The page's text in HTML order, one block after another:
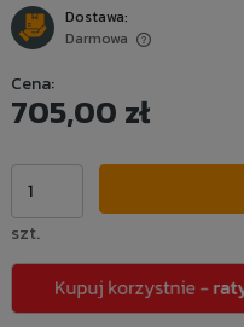
Dostawa:
Darmowa
Cena:
705,00 zł
szt.